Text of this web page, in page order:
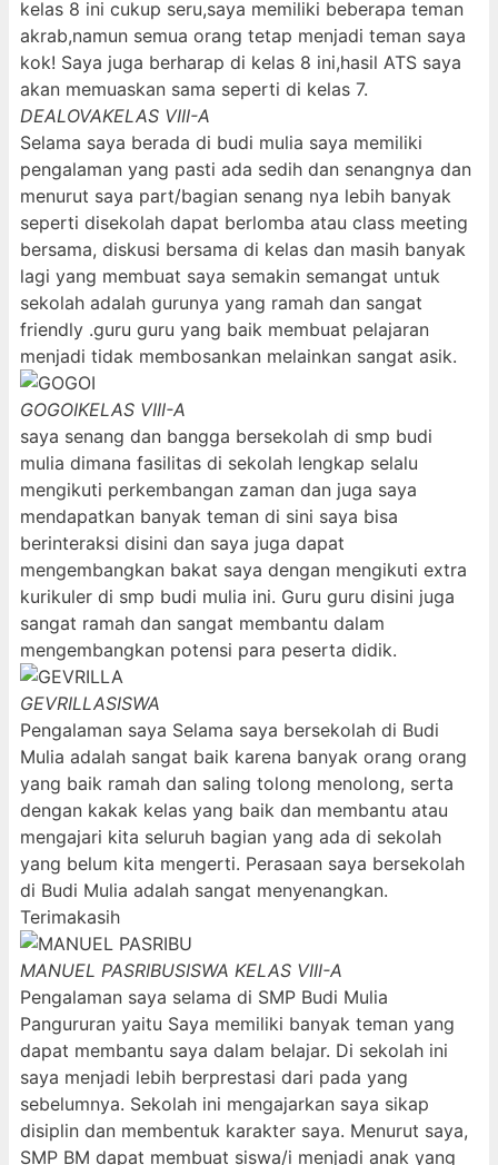
kelas 8 ini cukup seru,saya memiliki beberapa teman
akrab,namun semua orang tetap menjadi teman saya
kok! Saya juga berharap di kelas 8 ini,hasil ATS saya
akan memuaskan sama seperti di kelas 7.
DEALOVAKELAS VIII-A
Selama saya berada di budi mulia saya memiliki
pengalaman yang pasti ada sedih dan senangnya dan
menurut saya part/bagian senang nya lebih banyak
seperti disekolah dapat berlomba atau class meeting
bersama, diskusi bersama di kelas dan masih banyak
lagi yang membuat saya semakin semangat untuk
sekolah adalah gurunya yang ramah dan sangat
friendly .guru guru yang baik membuat pelajaran
menjadi tidak membosankan melainkan sangat asik.
GOGOIKELAS VIII-A
saya senang dan bangga bersekolah di smp budi
mulia dimana fasilitas di sekolah lengkap selalu
mengikuti perkembangan zaman dan juga saya
mendapatkan banyak teman di sini saya bisa
berinteraksi disini dan saya juga dapat
mengembangkan bakat saya dengan mengikuti extra
kurikuler di smp budi mulia ini. Guru guru disini juga
sangat ramah dan sangat membantu dalam
mengembangkan potensi para peserta didik.
GEVRILLASISWA
Pengalaman saya Selama saya bersekolah di Budi
Mulia adalah sangat baik karena banyak orang orang
yang baik ramah dan saling tolong menolong, serta
dengan kakak kelas yang baik dan membantu atau
mengajari kita seluruh bagian yang ada di sekolah
yang belum kita mengerti. Perasaan saya bersekolah
di Budi Mulia adalah sangat menyenangkan.
Terimakasih
MANUEL PASRIBUSISWA KELAS VIII-A
Pengalaman saya selama di SMP Budi Mulia
Pangururan yaitu Saya memiliki banyak teman yang
dapat membantu saya dalam belajar. Di sekolah ini
saya menjadi lebih berprestasi dari pada yang
sebelumnya. Sekolah ini mengajarkan saya sikap
disiplin dan membentuk karakter saya. Menurut saya,
SMP BM dapat membuat siswa/i menjadi anak yang